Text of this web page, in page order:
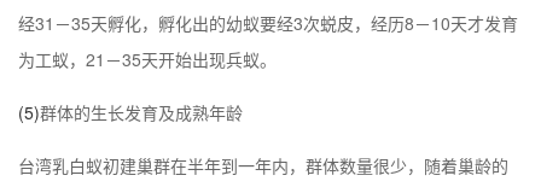
经31－35天孵化，孵化出的幼蚁要经3次蜕皮，经历8－10天才发育
为工蚁，21－35天开始出现兵蚁。
(5)群体的生长发育及成熟年龄
台湾乳白蚁初建巢群在半年到一年内，群体数量很少，随着巢龄的